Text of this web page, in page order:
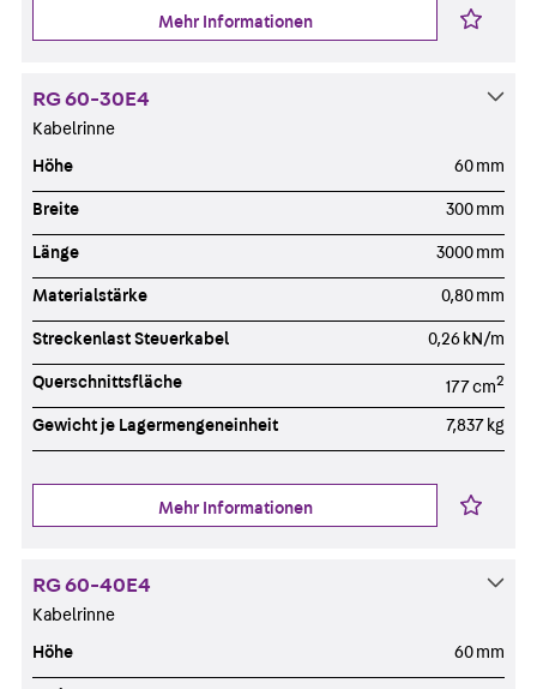
Mehr Informationen
RG 60-30E4
Kabelrinne
Höhe 60 mm
Breite 300 mm
Länge 3000 mm
Materialstärke 0,80 mm
Streckenlast Steuerkabel 0,26 kN/m
Querschnittsfläche 177 cm2
Gewicht je Lagermengeneinheit 7,837 kg
Mehr Informationen
RG 60-40E4
Kabelrinne
Höhe 60 mm